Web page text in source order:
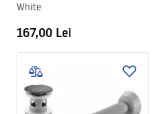
White
167,00 Lei